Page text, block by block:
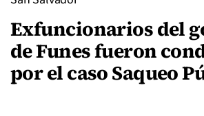
Exfuncionarios del
de Funes fueron
por el caso Saqueo